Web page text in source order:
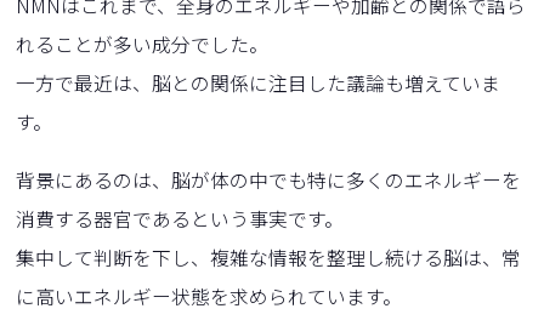
れることが多い成分でした。
一方で最近は、脳との関係に注目した議論も増えていま
す。
背景にあるのは、脳が体の中でも特に多くのエネルギーを
消費する器官であるという事実です。
集中して判断を下し、複雑な情報を整理し続ける脳は、常
に高いエネルギー状態を求められています。